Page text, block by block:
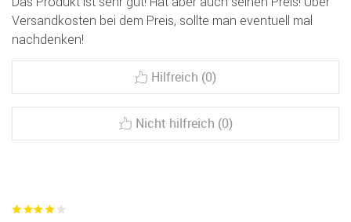
Versandkosten bei dem Preis, sollte man eventuell mal
nachdenken!
Hilfreich (0)
Nicht hilfreich (0)